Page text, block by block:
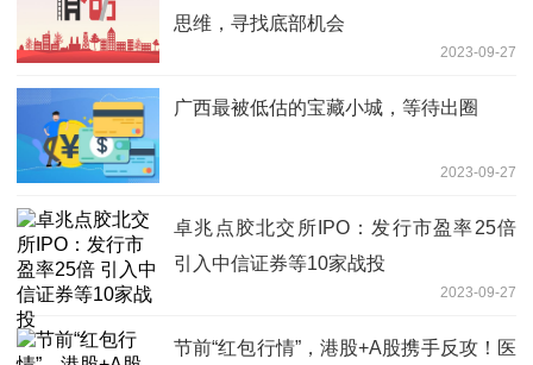
思维，寻找底部机会
2023-09-27
广西最被低估的宝藏小城，等待出圈
2023-09-27
卓兆点胶北交所IPO：发行市盈率25倍
引入中信证券等10家战投
2023-09-27
节前“红包行情”，港股+A股携手反攻！医